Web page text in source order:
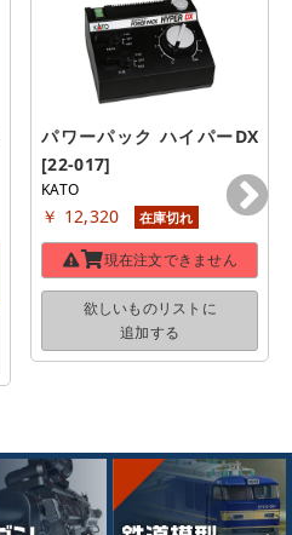
パワーパック ハイパーDX
[22-017]
KATO
￥ 12,320 在庫切れ
現在注文できません
欲しいものリストに
追加する